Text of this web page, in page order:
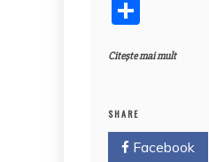
e
o
er
rt
e
a
Citește mai mult
SHARE
Facebook